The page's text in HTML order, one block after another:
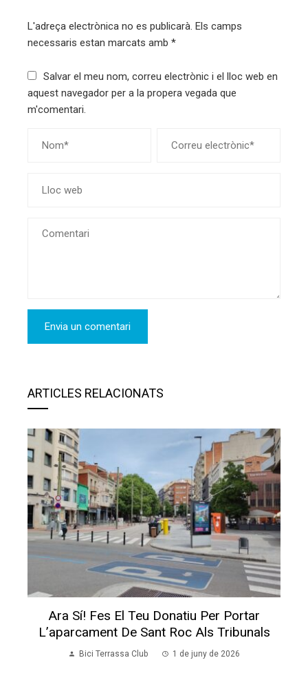
L'adreça electrònica no es publicarà. Els camps
necessaris estan marcats amb *
Salvar el meu nom, correu electrònic i el lloc web en
aquest navegador per a la propera vegada que
m'comentari.
ARTICLES RELACIONATS
Ara Sí! Fes El Teu Donatiu Per Portar
L’aparcament De Sant Roc Als Tribunals
Bici Terrassa Club 1 de juny de 2026